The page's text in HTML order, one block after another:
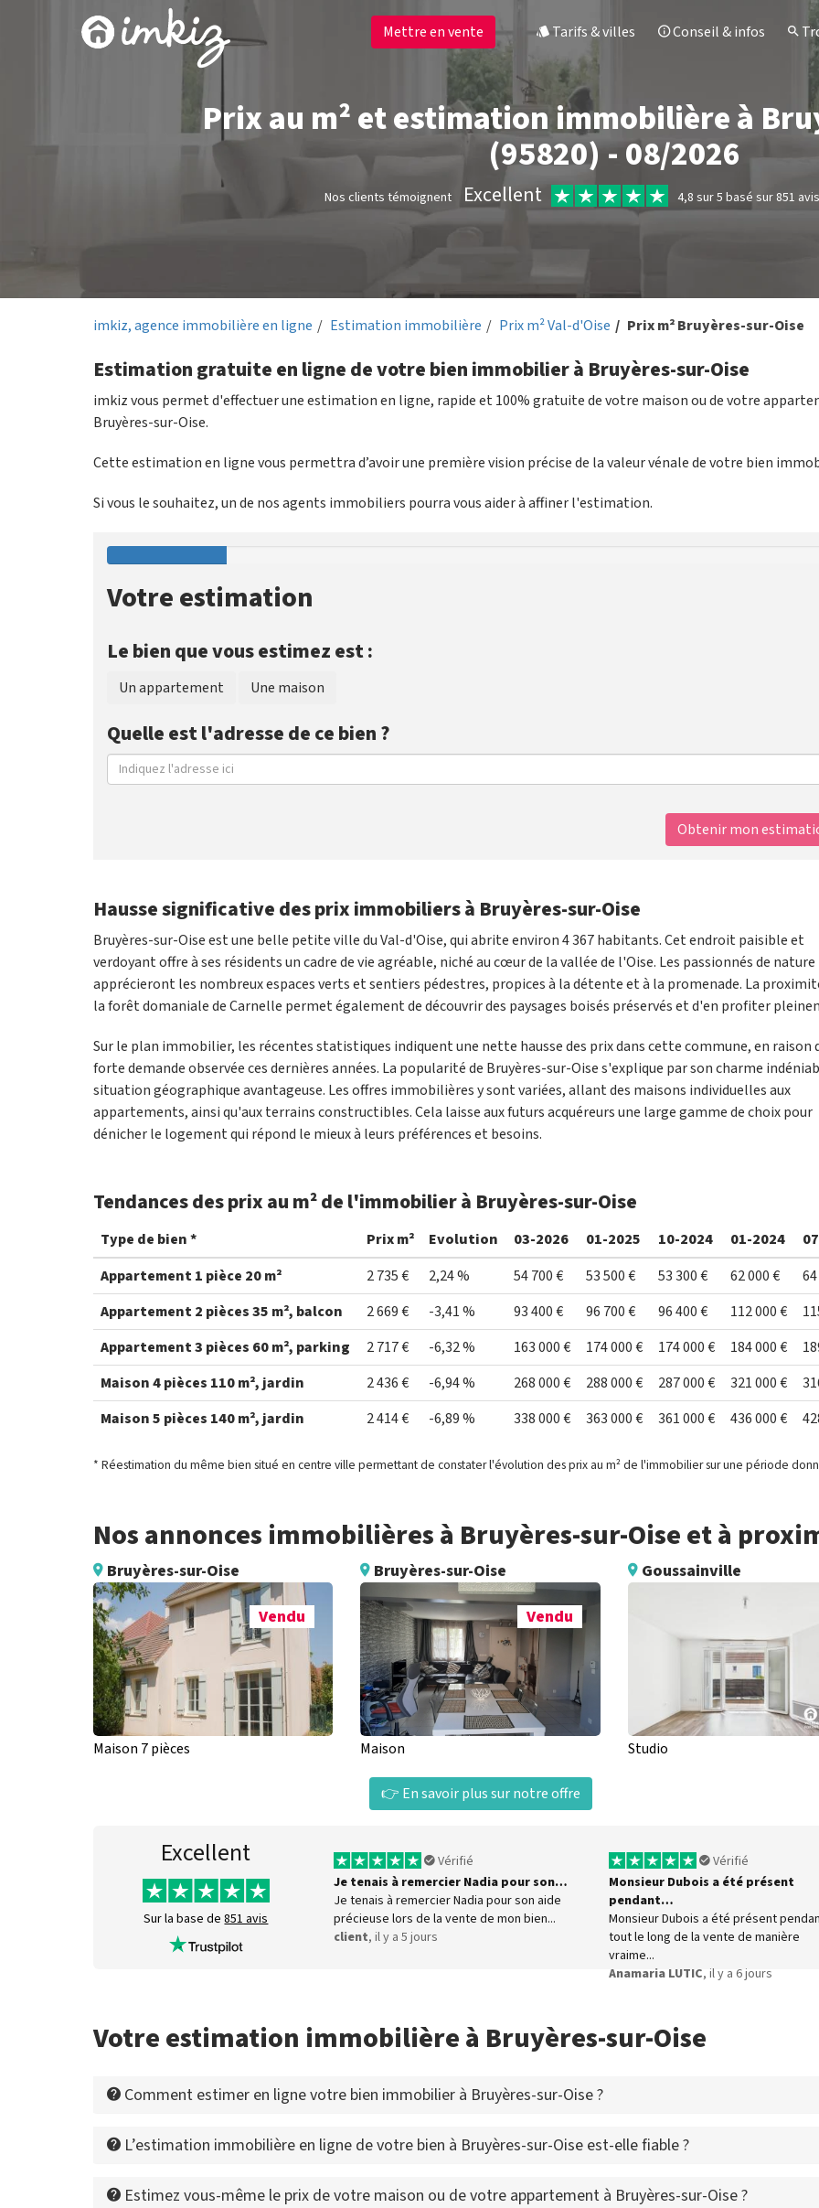
Mettre en vente Tarifs & villes Conseil & infos
Prix au m² et estimation immobilière à
(95820) - 08/2026
Nos clients témoignent Excellent 4,8 sur 5 basé sur 851
imkiz, agence immobilière en ligne Estimation immobilière Prix m² Val-d'Oise Prix m² Bruyères-sur-Oise
Estimation gratuite en ligne de votre bien immobilier à Bruyères-sur-Oise
imkiz vous permet d'effectuer une estimation en ligne, rapide et 100% gratuite de votre maison ou de votre
Bruyères-sur-Oise.
Cette estimation en ligne vous permettra d’avoir une première vision précise de la valeur vénale de votre bien
Si vous le souhaitez, un de nos agents immobiliers pourra vous aider à affiner l'estimation.
Votre estimation
Le bien que vous estimez est :
Un appartement Une maison
Quelle est l'adresse de ce bien ?
Obtenir mon
Hausse significative des prix immobiliers à Bruyères-sur-Oise
Bruyères-sur-Oise est une belle petite ville du Val-d'Oise, qui abrite environ 4 367 habitants. Cet endroit paisible et
verdoyant offre à ses résidents un cadre de vie agréable, niché au cœur de la vallée de l'Oise. Les passionnés de nature
apprécieront les nombreux espaces verts et sentiers pédestres, propices à la détente et à la promenade. La
la forêt domaniale de Carnelle permet également de découvrir des paysages boisés préservés et d'en profiter
Sur le plan immobilier, les récentes statistiques indiquent une nette hausse des prix dans cette commune, en raison
forte demande observée ces dernières années. La popularité de Bruyères-sur-Oise s'explique par son charme
situation géographique avantageuse. Les offres immobilières y sont variées, allant des maisons individuelles aux
appartements, ainsi qu'aux terrains constructibles. Cela laisse aux futurs acquéreurs une large gamme de choix pour
dénicher le logement qui répond le mieux à leurs préférences et besoins.
Tendances des prix au m² de l'immobilier à Bruyères-sur-Oise
Type de bien * Prix m² Evolution 03-2026 01-2025 10-2024 01-2024
Appartement 1 pièce 20 m²
2 735 € 2,24 % 54 700 € 53 500 € 53 300 € 62 000 €
Appartement 2 pièces 35 m², balcon
2 669 € -3,41 % 93 400 € 96 700 € 96 400 € 112 000 €
Appartement 3 pièces 60 m², parking
2 717 € -6,32 % 163 000 € 174 000 € 174 000 € 184 000 €
Maison 4 pièces 110 m², jardin
2 436 € -6,94 % 268 000 € 288 000 € 287 000 € 321 000 €
Maison 5 pièces 140 m², jardin
2 414 € -6,89 % 338 000 € 363 000 € 361 000 € 436 000 €
* Réestimation du même bien situé en centre ville permettant de constater l'évolution des prix au m² de l'immobilier sur une période
Nos annonces immobilières à Bruyères-sur-Oise et à
Bruyères-sur-Oise
Vendu
Maison 7 pièces
Bruyères-sur-Oise
Vendu
Maison
Goussainville
Studio
👉 En savoir plus sur notre offre
Excellent
Sur la base de851 avis
Vérifié
Je tenais à remercier Nadia pour son…
Je tenais à remercier Nadia pour son aide
précieuse lors de la vente de mon bien...
client, il y a 5 jours
Vérifié
Monsieur Dubois a été présent
pendant…
Monsieur Dubois a été présent
tout le long de la vente de manière
vraime...
Anamaria LUTIC, il y a 6 jours
Votre estimation immobilière à Bruyères-sur-Oise
Comment estimer en ligne votre bien immobilier à Bruyères-sur-Oise ?
L’estimation immobilière en ligne de votre bien à Bruyères-sur-Oise est-elle fiable ?
Estimez vous-même le prix de votre maison ou de votre appartement à Bruyères-sur-Oise ?